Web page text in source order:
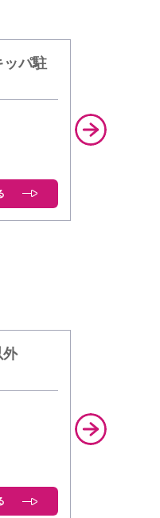
パ駐
駐車場形態
外
500円